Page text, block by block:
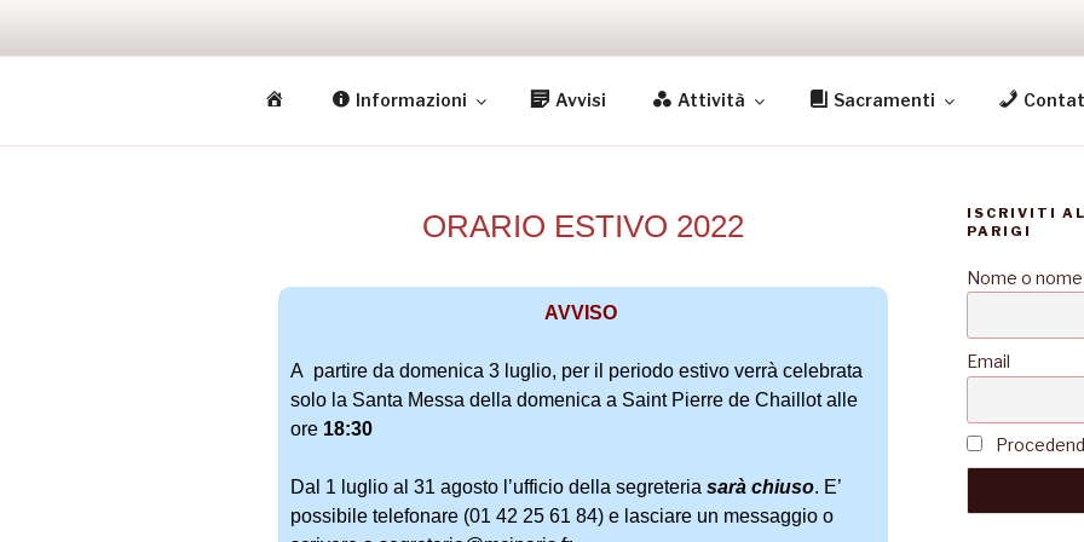
MCI • PARIS
Missione Cattolica Italiana Parigi
Informazioni Avvisi Attività Sacramenti
ORARIO ESTIVO 2022
AVVISO
A partire da domenica 3 luglio, per il periodo estivo verrà celebrata
solo la Santa Messa della domenica a Saint Pierre de Chaillot alle
ore 18:30
Dal 1 luglio al 31 agosto l’ufficio della segreteria sarà chiuso. E’
possibile telefonare (01 42 25 61 84) e lasciare un messaggio o
ISCRIVITI
PARIGI
Nome o
Email